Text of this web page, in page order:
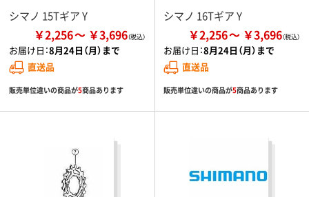
シマノ 15Tギア Y
￥2,256 ￥3,696
お届け日：8月24日（月）まで
直送品
販売単位違いの商品が5商品あります
シマノ 16Tギア Y
￥2,256 ￥3,696
お届け日：8月24日（月）まで
直送品
販売単位違いの商品が5商品あります